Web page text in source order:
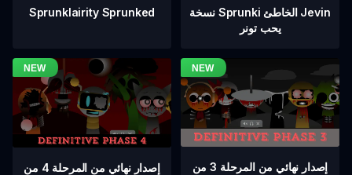
Sprunklairity Sprunked
نسخة Sprunki الخاطئ Jevin
يحب تونر
إصدار نهائي من المرحلة 4 من
إصدار نهائي من المرحلة 3 من